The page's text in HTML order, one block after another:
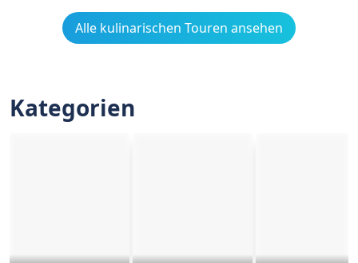
Alle kulinarischen Touren ansehen
Kategorien